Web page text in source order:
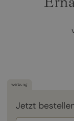
werbung
Jetzt